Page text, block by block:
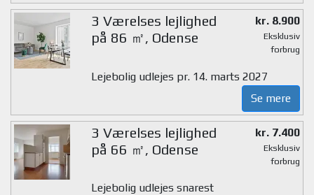
3 Værelses lejlighed
på 86 ㎡, Odense
kr. 8.900
Eksklusiv
forbrug
Lejebolig udlejes pr. 14. marts 2027
Se mere
3 Værelses lejlighed
på 66 ㎡, Odense
kr. 7.400
Eksklusiv
forbrug
Lejebolig udlejes snarest